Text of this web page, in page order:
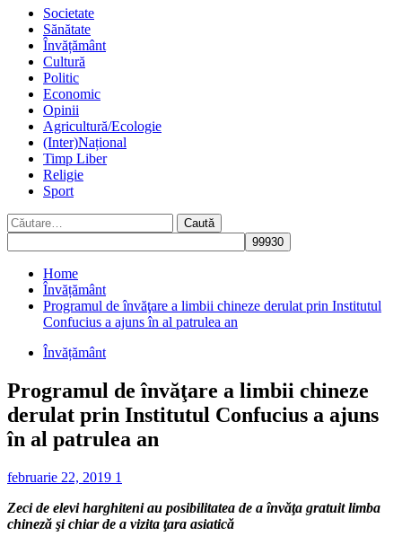
Societate
Sănătate
Învățământ
Cultură
Politic
Economic
Opinii
Agricultură/Ecologie
(Inter)Național
Timp Liber
Religie
Sport
Caută
după:
Home
Învățământ
Programul de învăţare a limbii chineze derulat prin Institutul
Confucius a ajuns în al patrulea an
Învățământ
Programul de învăţare a limbii chineze
derulat prin Institutul Confucius a ajuns
în al patrulea an
februarie 22, 2019 1
Zeci de elevi harghiteni au posibilitatea de a învăţa gratuit limba
chineză şi chiar de a vizita ţara asiatică